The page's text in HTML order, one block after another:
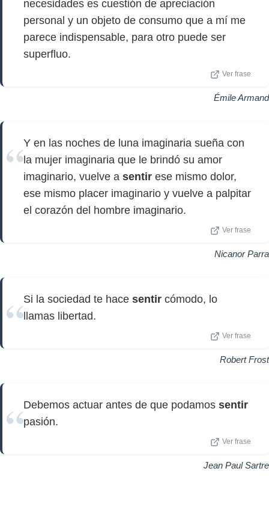
necesidades es cuestión de apreciación
personal y un objeto de consumo que a mí me
parece indispensable, para otro puede ser
superfluo.
Ver frase
Émile Armand
Y en las noches de luna imaginaria sueña con
la mujer imaginaria que le brindó su amor
imaginario, vuelve a sentir ese mismo dolor,
ese mismo placer imaginario y vuelve a palpitar
el corazón del hombre imaginario.
Ver frase
Nicanor Parra
Si la sociedad te hace sentir cómodo, lo
llamas libertad.
Ver frase
Robert Frost
Debemos actuar antes de que podamos sentir
pasión.
Ver frase
Jean Paul Sartre